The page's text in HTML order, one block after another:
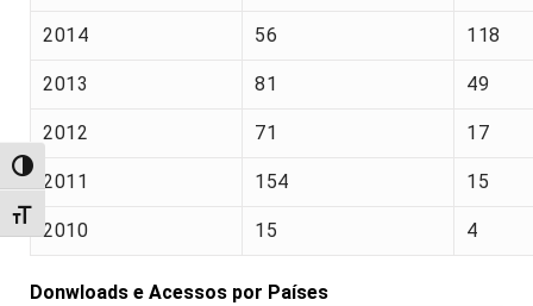
Alternar alto contraste
Alternar tamanho da fonte
2014 56 118
2013 81 49
2012 71 17
2011 154 15
2010 15 4
Donwloads e Acessos por Países